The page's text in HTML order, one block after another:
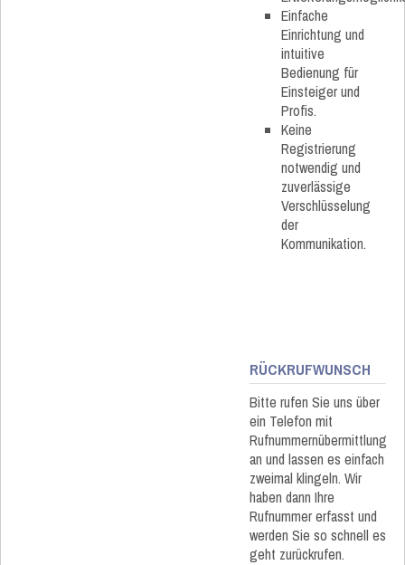
Einfache
Einrichtung und
intuitive
Bedienung für
Einsteiger und
Profis.
Keine
Registrierung
notwendig und
zuverlässige
Verschlüsselung
der
Kommunikation.
RÜCKRUFWUNSCH
Bitte rufen Sie uns über
ein Telefon mit
Rufnummernübermittlung
an und lassen es einfach
zweimal klingeln. Wir
haben dann Ihre
Rufnummer erfasst und
werden Sie so schnell es
geht zurückrufen.